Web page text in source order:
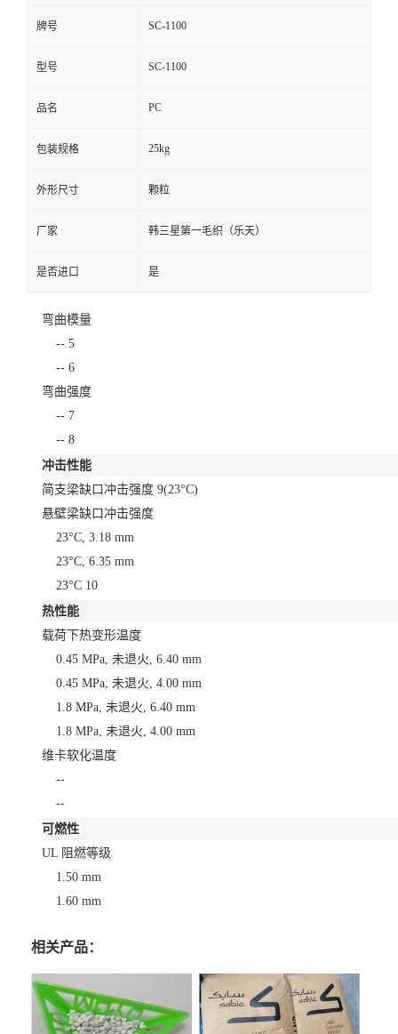
牌号 SC-1100
型号 SC-1100
品名 PC
包装规格 25kg
外形尺寸 颗粒
厂家 韩三星第一毛织（乐天）
是否进口 是
弯曲模量
-- 5
-- 6
弯曲强度
-- 7
-- 8
冲击性能
简支梁缺口冲击强度 9(23°C)
悬壁梁缺口冲击强度
23°C, 3.18 mm
23°C, 6.35 mm
23°C 10
热性能
载荷下热变形温度
0.45 MPa, 未退火, 6.40 mm
0.45 MPa, 未退火, 4.00 mm
1.8 MPa, 未退火, 6.40 mm
1.8 MPa, 未退火, 4.00 mm
维卡软化温度
--
--
可燃性
UL 阻燃等级
1.50 mm
1.60 mm
相关产品：